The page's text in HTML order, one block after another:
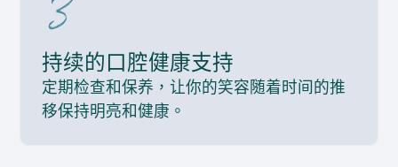
持续的口腔健康支持
定期检查和保养，让你的笑容随着时间的推
移保持明亮和健康。